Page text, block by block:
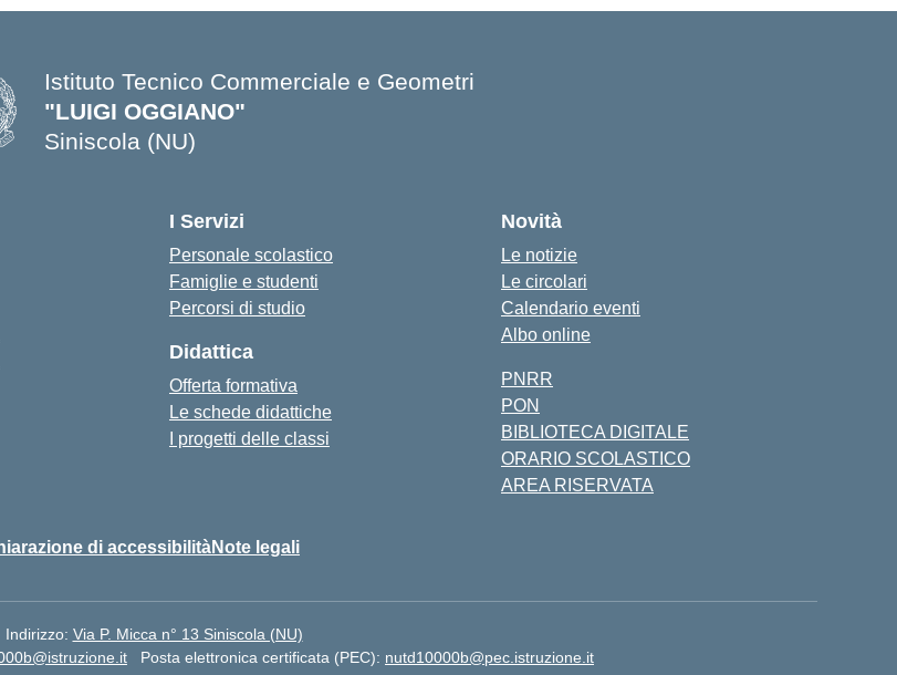
Istituto Tecnico Commerciale e Geometri
"LUIGI OGGIANO"
Siniscola (NU)
I Servizi
Personale scolastico
Famiglie e studenti
Percorsi di studio
Didattica
Offerta formativa
Le schede didattiche
I progetti delle classi
Novità
Le notizie
Le circolari
Calendario eventi
Albo online
PNRR
PON
BIBLIOTECA DIGITALE
ORARIO SCOLASTICO
AREA RISERVATA
di accessibilitàNote legali
Indirizzo: Via P. Micca n° 13 Siniscola (NU)
Posta elettronica certificata (PEC): nutd10000b@pec.istruzione.it